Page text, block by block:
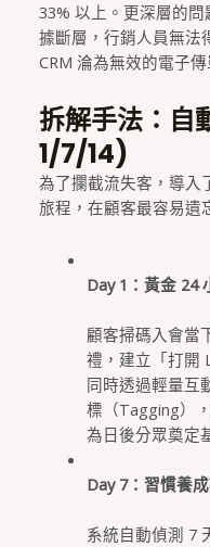
33% 以上。更深層的問
據斷層，行銷人員無法
CRM 淪為無效的電子傳
拆解手法：自
1/7/14)
為了攔截流失客，導入
旅程，在顧客最容易遺
Day 1：黃金 24
顧客掃碼入會當
禮，建立「打開
同時透過輕量互
標（Tagging）
為日後分眾奠定
Day 7：習慣養
系統自動偵測 7